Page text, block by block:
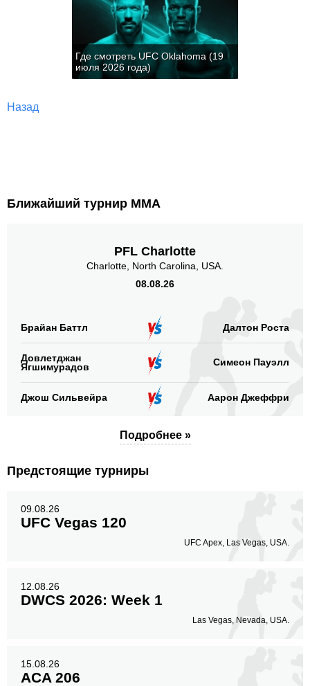
Где смотреть UFC Oklahoma (19
июля 2026 года)
Назад
Ближайший турнир ММА
PFL Charlotte
Charlotte, North Carolina, USA.
08.08.26
Брайан Баттл Далтон Роста
Довлетджан
Ягшимурадов
Симеон Пауэлл
Джош Сильвейра Аарон Джеффри
Подробнее »
Предстоящие турниры
09.08.26
UFC Vegas 120
UFC Apex, Las Vegas, USA.
12.08.26
DWCS 2026: Week 1
Las Vegas, Nevada, USA.
15.08.26
ACA 206